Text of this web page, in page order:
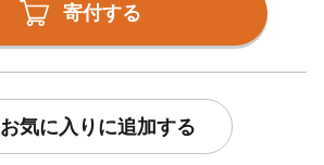
寄付する
お気に入りに追加する